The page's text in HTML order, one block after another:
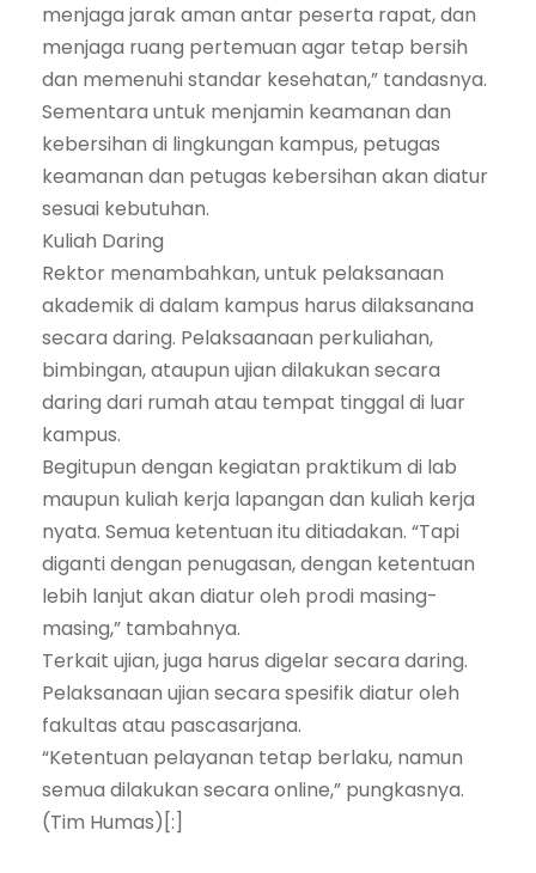
menjaga jarak aman antar peserta rapat, dan
menjaga ruang pertemuan agar tetap bersih
dan memenuhi standar kesehatan,” tandasnya.
Sementara untuk menjamin keamanan dan
kebersihan di lingkungan kampus, petugas
keamanan dan petugas kebersihan akan diatur
sesuai kebutuhan.
Kuliah Daring
Rektor menambahkan, untuk pelaksanaan
akademik di dalam kampus harus dilaksanana
secara daring. Pelaksaanaan perkuliahan,
bimbingan, ataupun ujian dilakukan secara
daring dari rumah atau tempat tinggal di luar
kampus.
Begitupun dengan kegiatan praktikum di lab
maupun kuliah kerja lapangan dan kuliah kerja
nyata. Semua ketentuan itu ditiadakan. “Tapi
diganti dengan penugasan, dengan ketentuan
lebih lanjut akan diatur oleh prodi masing-
masing,” tambahnya.
Terkait ujian, juga harus digelar secara daring.
Pelaksanaan ujian secara spesifik diatur oleh
fakultas atau pascasarjana.
“Ketentuan pelayanan tetap berlaku, namun
semua dilakukan secara online,” pungkasnya.
(Tim Humas)[:]